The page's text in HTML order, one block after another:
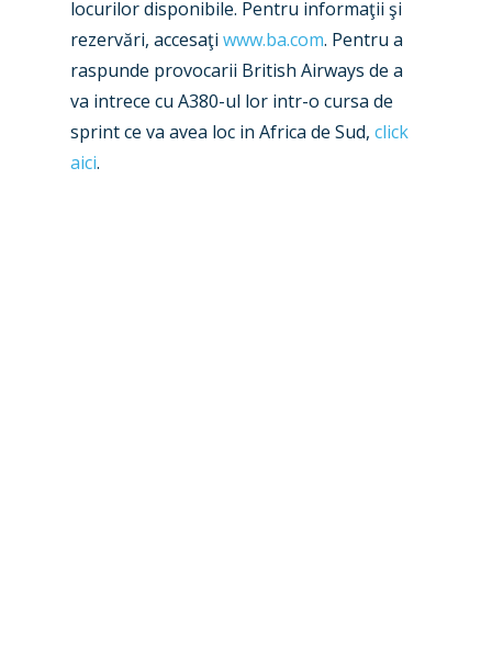
locurilor disponibile. Pentru informaţii şi
rezervări, accesaţi www.ba.com. Pentru a
raspunde provocarii British Airways de a
va intrece cu A380-ul lor intr-o cursa de
sprint ce va avea loc in Africa de Sud, click
aici.